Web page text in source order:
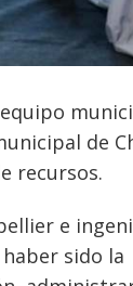
de
recursos.
e
sido la